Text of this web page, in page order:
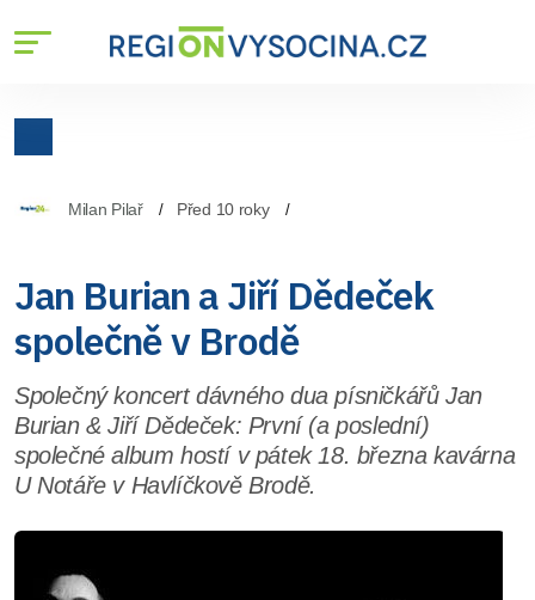
Milan Pilař Před 10 roky
Jan Burian a Jiří Dědeček
společně v Brodě
Společný koncert dávného dua písničkářů Jan
Burian & Jiří Dědeček: První (a poslední)
společné album hostí v pátek 18. března kavárna
U Notáře v Havlíčkově Brodě.